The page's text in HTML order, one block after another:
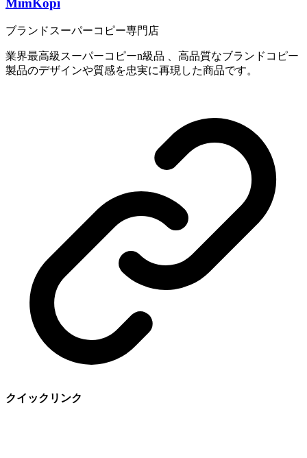
MimKopi
ブランドスーパーコピー専門店
業界最高級スーパーコピーn級品 、高品質なブランドコピー
製品のデザインや質感を忠実に再現した商品です。
クイックリンク